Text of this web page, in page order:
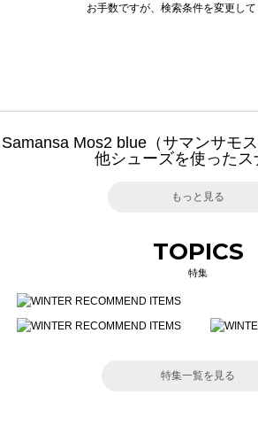
お手数ですが、検索条件を変更して
Samansa Mos2 blue（サマンサモ
他シューズを使ったス
もっと見る
TOPICS
特集
特集一覧を見る